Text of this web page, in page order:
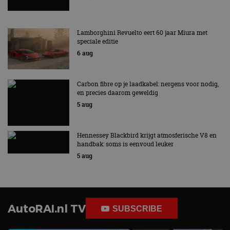
Lamborghini Revuelto eert 60 jaar Miura met
speciale editie
6 aug
Carbon fibre op je laadkabel: nergens voor nodig,
en precies daarom geweldig
5 aug
Hennessey Blackbird krijgt atmosferische V8 en
handbak: soms is eenvoud leuker
5 aug
AutoRAI.nl TV SUBSCRIBE
Strikt noodzakelijk
Functioneel
Strikt noodzakelijke cookies maken de
kernfunctionaliteiten van de website mogelijk, zoals
gebruikersaanmelding en accountbeheer. De
website kan niet goed worden gebruikt zonder de
strikt noodzakelijke cookies.
Aanbieder/
Vervaldatum
.autorai.nl
vertrouwd